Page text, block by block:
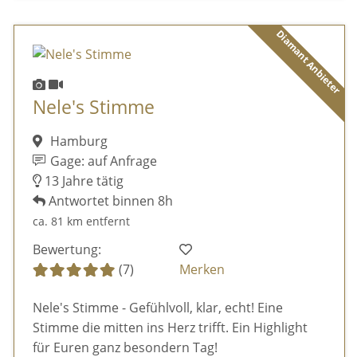
Diamant Anbieter
Nele's Stimme
Hamburg
Gage: auf Anfrage
13 Jahre tätig
Antwortet binnen 8h
ca. 81 km entfernt
Bewertung:
(7)
Merken
Nele's Stimme - Gefühlvoll, klar, echt! Eine
Stimme die mitten ins Herz trifft. Ein Highlight
für Euren ganz besondern Tag!